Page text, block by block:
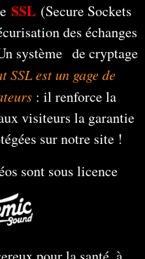
SSL (Secure Sockets
des échanges
système de cryptage
SSL est un gage de
: il renforce la
visiteurs la garantie
sur notre site !
sont sous licence